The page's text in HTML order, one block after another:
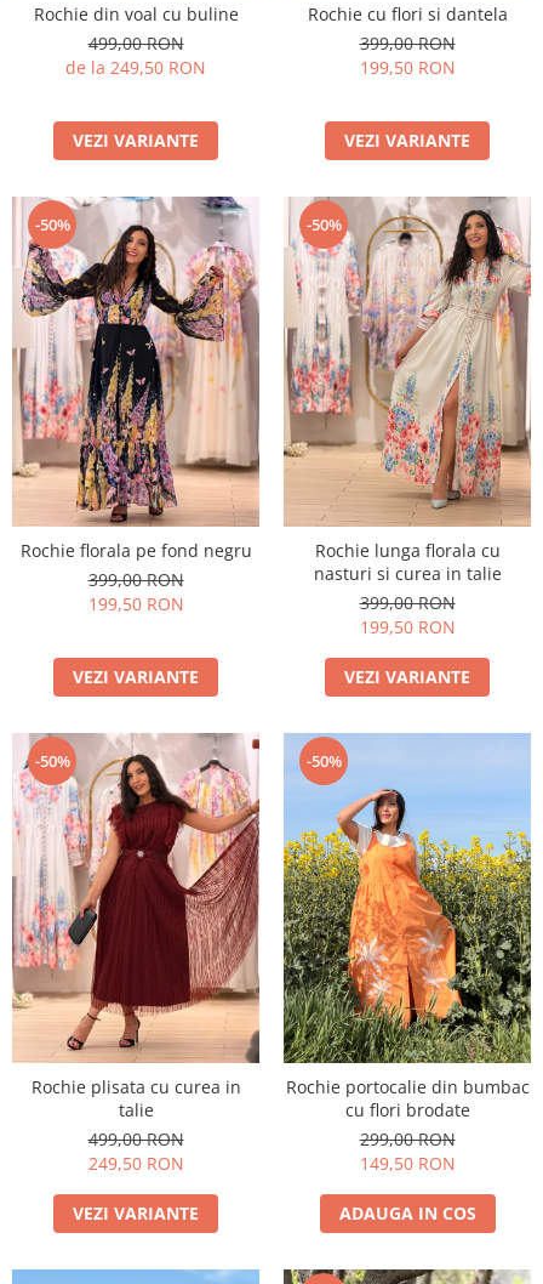
Rochie din voal cu buline
499,00 RON
de la 249,50 RON
VEZI VARIANTE
Rochie cu flori si dantela
399,00 RON
199,50 RON
VEZI VARIANTE
-50%
Rochie florala pe fond negru
399,00 RON
199,50 RON
VEZI VARIANTE
-50%
Rochie lunga florala cu
nasturi si curea in talie
399,00 RON
199,50 RON
VEZI VARIANTE
-50%
Rochie plisata cu curea in
talie
499,00 RON
249,50 RON
VEZI VARIANTE
-50%
Rochie portocalie din bumbac
cu flori brodate
299,00 RON
149,50 RON
ADAUGA IN COS